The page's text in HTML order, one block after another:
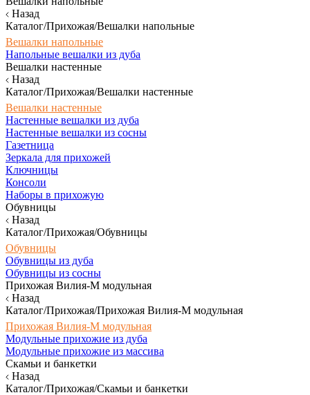
Назад
Каталог/Прихожая/Вешалки напольные
Вешалки напольные
Напольные вешалки из дуба
Вешалки настенные
Назад
Каталог/Прихожая/Вешалки настенные
Вешалки настенные
Настенные вешалки из дуба
Настенные вешалки из сосны
Газетница
Зеркала для прихожей
Ключницы
Консоли
Наборы в прихожую
Обувницы
Назад
Каталог/Прихожая/Обувницы
Обувницы
Обувницы из дуба
Обувницы из сосны
Прихожая Вилия-М модульная
Назад
Каталог/Прихожая/Прихожая Вилия-М модульная
Прихожая Вилия-М модульная
Модульные прихожие из дуба
Модульные прихожие из массива
Скамьи и банкетки
Назад
Каталог/Прихожая/Скамьи и банкетки